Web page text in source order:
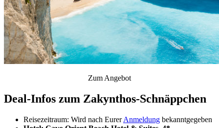
Zum Angebot
Deal-Infos zum Zakynthos-Schnäppchen
Reisezeitraum: Wird nach EurerAnmeldung bekanntgegeben